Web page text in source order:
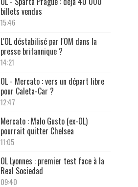
billets vendus
15:46
L'OL déstabilisé par l'OM dans la
presse britannique ?
14:21
OL - Mercato : vers un départ libre
pour Caleta-Car ?
12:47
Mercato : Malo Gusto (ex-OL)
pourrait quitter Chelsea
11:05
OL Lyonnes : premier test face à la
Real Sociedad
09:40